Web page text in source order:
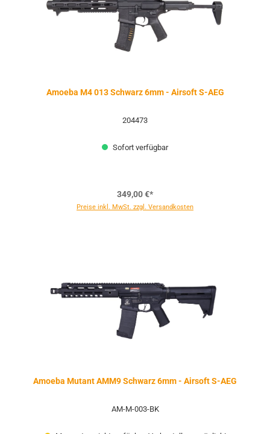
Amoeba M4 013 Schwarz 6mm - Airsoft S-AEG
204473
Sofort verfügbar
349,00 €*
Preise inkl. MwSt. zzgl. Versandkosten
Amoeba Mutant AMM9 Schwarz 6mm - Airsoft S-AEG
AM-M-003-BK